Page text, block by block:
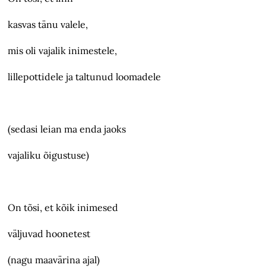
kasvas tänu valele,
mis oli vajalik inimestele,
lillepottidele ja taltunud loomadele
(sedasi leian ma enda jaoks
vajaliku õigustuse)
On tõsi, et kõik inimesed
väljuvad hoonetest
(nagu maavärina ajal)